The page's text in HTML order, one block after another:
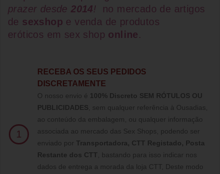
prazer desde2014!
no mercado de artigos
de sexshop e venda de produtos
eróticos em sex shop online.
1
RECEBA OS SEUS PEDIDOS
DISCRETAMENTE
O nosso envio é 100% Discreto SEM RÓTULOS OU
PUBLICIDADES , sem qualquer referência à Ousadias,
ao conteúdo da embalagem, ou qualquer informação
associada ao mercado das Sex Shops, podendo ser
enviado por Transportadora, CTT Registado, Posta
Restante dos CTT , bastando para isso indicar nos
dados de entrega a morada da loja CTT, Deste modo